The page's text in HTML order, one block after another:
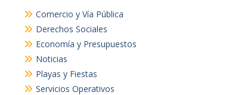
Comercio y Vía Pública
Derechos Sociales
Economía y Presupuestos
Noticias
Playas y Fiestas
Servicios Operativos